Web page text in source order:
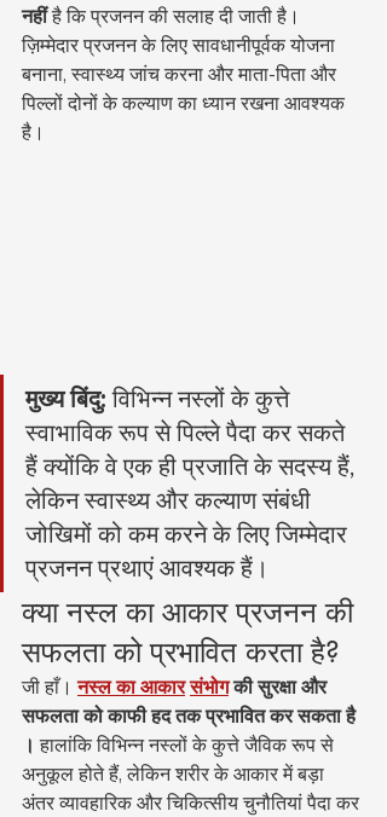
नहीं है कि प्रजनन की सलाह दी जाती है।
ज़िम्मेदार प्रजनन के लिए सावधानीपूर्वक योजना
बनाना, स्वास्थ्य जांच करना और माता-पिता और
पिल्लों दोनों के कल्याण का ध्यान रखना आवश्यक
है।
मुख्य बिंदु: विभिन्न नस्लों के कुत्ते
स्वाभाविक रूप से पिल्ले पैदा कर सकते
हैं क्योंकि वे एक ही प्रजाति के सदस्य हैं,
लेकिन स्वास्थ्य और कल्याण संबंधी
जोखिमों को कम करने के लिए जिम्मेदार
प्रजनन प्रथाएं आवश्यक हैं।
क्या नस्ल का आकार प्रजनन की
सफलता को प्रभावित करता है?
जी हाँ। नस्ल का आकार संभोग की सुरक्षा और
सफलता को काफी हद तक प्रभावित कर सकता है
। हालांकि विभिन्न नस्लों के कुत्ते जैविक रूप से
अनुकूल होते हैं, लेकिन शरीर के आकार में बड़ा
अंतर व्यावहारिक और चिकित्सीय चुनौतियां पैदा कर